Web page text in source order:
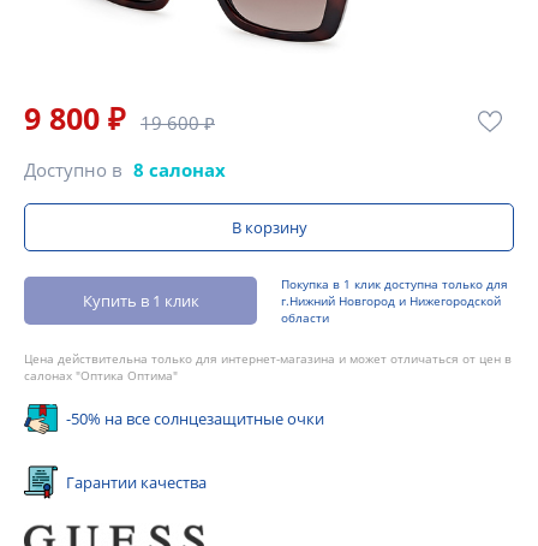
9 800 ₽ 19 600 ₽
Доступно в 8 салонах
В корзину
Купить в 1 клик
Покупка в 1 клик доступна только для
г.Нижний Новгород и Нижегородской
области
Цена действительна только для интернет-магазина и может отличаться от цен в
салонах "Оптика Оптима"
-50% на все солнцезащитные очки
Гарантии качества